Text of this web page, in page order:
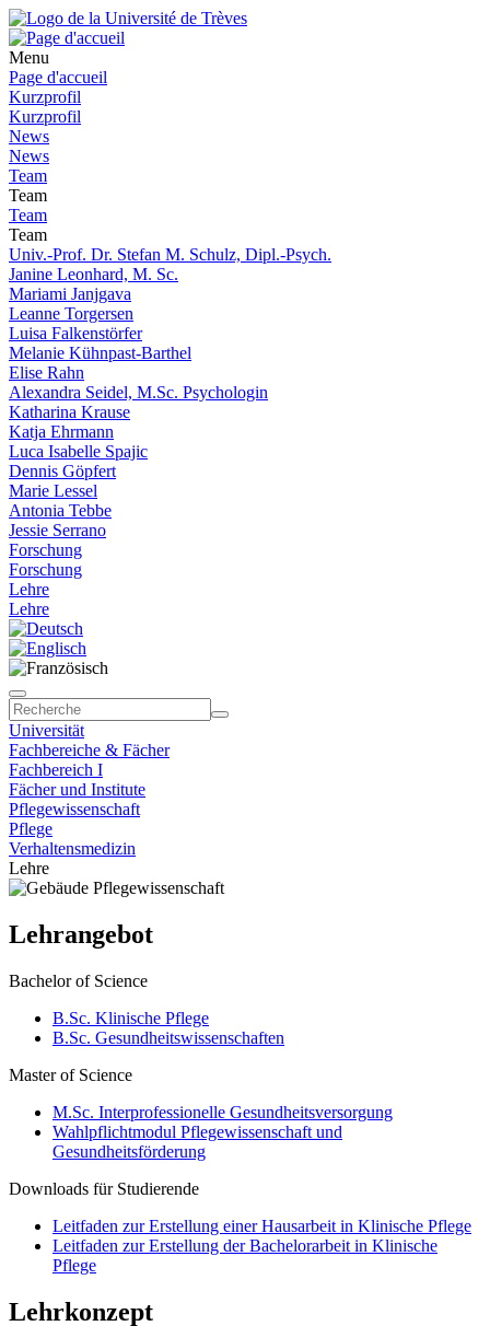
Menu
Page d'accueil
Kurzprofil
Kurzprofil
News
News
Team
Team
Team
Team
Univ.-Prof. Dr. Stefan M. Schulz, Dipl.-Psych.
Janine Leonhard, M. Sc.
Mariami Janjgava
Leanne Torgersen
Luisa Falkenstörfer
Melanie Kühnpast-Barthel
Elise Rahn
Alexandra Seidel, M.Sc. Psychologin
Katharina Krause
Katja Ehrmann
Luca Isabelle Spajic
Dennis Göpfert
Marie Lessel
Antonia Tebbe
Jessie Serrano
Forschung
Forschung
Lehre
Lehre
Universität
Fachbereiche & Fächer
Fachbereich I
Fächer und Institute
Pflegewissenschaft
Pflege
Verhaltensmedizin
Lehre
Lehrangebot
Bachelor of Science
B.Sc. Klinische Pflege
B.Sc. Gesundheitswissenschaften
Master of Science
M.Sc. Interprofessionelle Gesundheitsversorgung
Wahlpflichtmodul Pflegewissenschaft und
Gesundheitsförderung
Downloads für Studierende
Leitfaden zur Erstellung einer Hausarbeit in Klinische Pflege
Leitfaden zur Erstellung der Bachelorarbeit in Klinische
Pflege
Lehrkonzept